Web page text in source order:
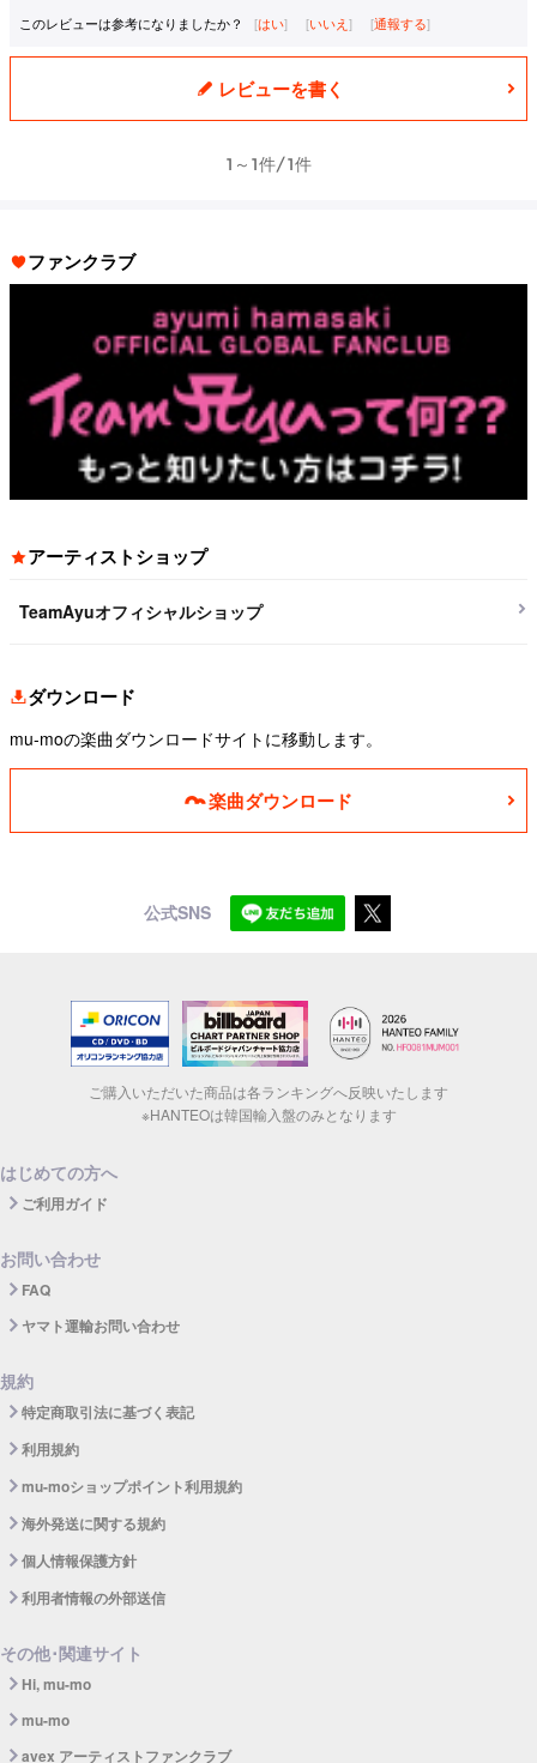
このレビューは参考になりましたか？ はい いいえ 通報する
レビューを書く
1～1件/1件
ファンクラブ
アーティストショップ
TeamAyuオフィシャルショップ
ダウンロード
mu-moの楽曲ダウンロードサイトに移動します。
楽曲ダウンロード
公式SNS
ご購入いただいた商品は各ランキングへ反映いたします
※HANTEOは韓国輸入盤のみとなります
はじめての方へ
ご利用ガイド
お問い合わせ
FAQ
ヤマト運輸お問い合わせ
規約
特定商取引法に基づく表記
利用規約
mu-moショップポイント利用規約
海外発送に関する規約
個人情報保護方針
利用者情報の外部送信
その他･関連サイト
Hi, mu-mo
mu-mo
avex アーティストファンクラブ